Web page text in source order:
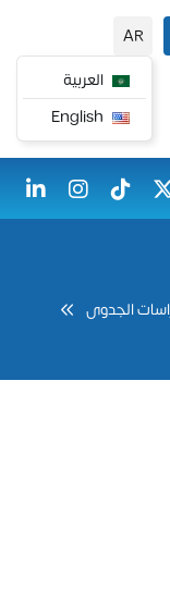
AR
العربية
الجدوى